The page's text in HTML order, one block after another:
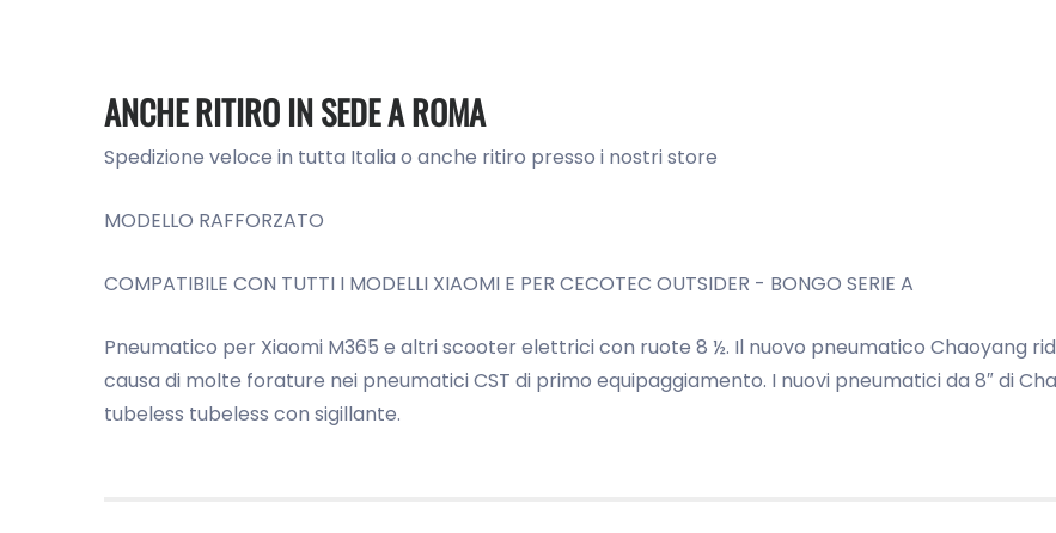
ANCHE RITIRO IN SEDE A ROMA
Spedizione veloce in tutta Italia o anche ritiro presso i nostri store
MODELLO RAFFORZATO
COMPATIBILE CON TUTTI I MODELLI XIAOMI E PER CECOTEC OUTSIDER - BONGO SERIE A
Pneumatico per Xiaomi M365 e altri scooter elettrici con ruote 8 ½. Il nuovo pneumatico Chaoyang
causa di molte forature nei pneumatici CST di primo equipaggiamento. I nuovi pneumatici da 8″ di
tubeless tubeless con sigillante.